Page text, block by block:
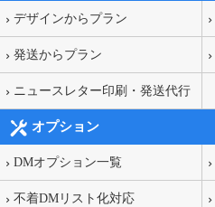
デザインからプラン
発送からプラン
ニュースレター印刷・発送代行
オプション
DMオプション一覧
不着DMリスト化対応